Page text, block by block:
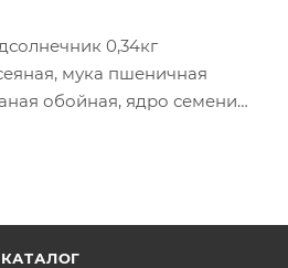
0,34кг
мука пшеничная
обойная, ядро семени
КАТАЛОГ